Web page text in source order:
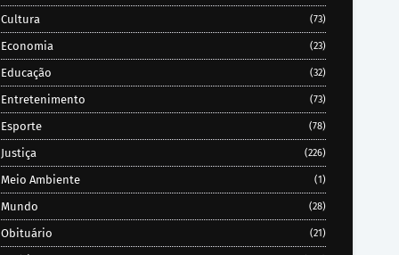
Cultura (73)
Economia (23)
Educação (32)
Entretenimento (73)
Esporte (78)
Justiça (226)
Meio Ambiente (1)
Mundo (28)
Obituário (21)